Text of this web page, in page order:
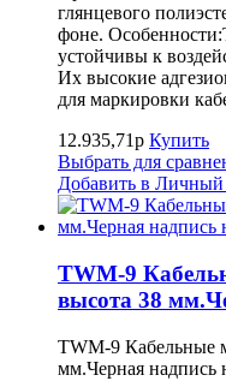
глянцевого
фоне.
устойчивы к
Их высокие
для маркировки
12.935,71р Купить
Выбрать для
Добавить в Личный
TWM-9
высота 38
TWM-9 Кабельные
мм.Черная надпись